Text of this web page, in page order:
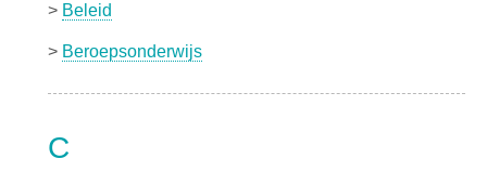
> Beleid
> Beroepsonderwijs
C